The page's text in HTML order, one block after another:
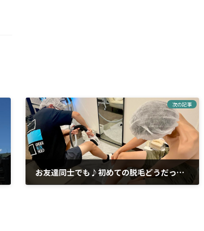
次の記事
お友達同士でも♪初めての脱毛どうだった？